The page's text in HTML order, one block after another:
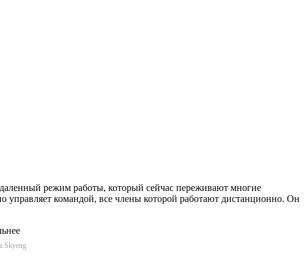
режим работы, который сейчас переживают многие
управляет командой, все члены которой работают дистанционно. Он
Skyeng